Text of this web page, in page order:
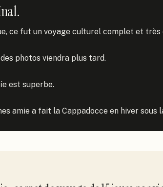
ce fut un voyage culturel complet et très
photos viendra plus tard.
est superbe.
amie a fait la Cappadocce en hiver sous